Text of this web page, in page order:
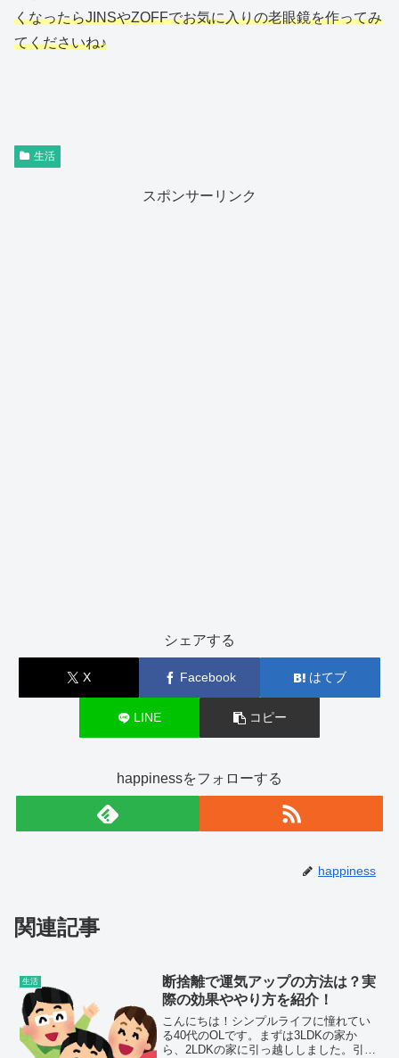
くなったらJINSやZOFFでお気に入りの老眼鏡を作ってみ
てくださいね♪
生活
スポンサーリンク
シェアする
X Facebook はてブ
LINE コピー
happinessをフォローする
happiness
関連記事
生活
断捨離で運気アップの方法は？実
際の効果ややり方を紹介！
こんにちは！シンプルライフに憧れてい
る40代のOLです。まずは3LDKの家か
ら、2LDKの家に引っ越ししました。引っ